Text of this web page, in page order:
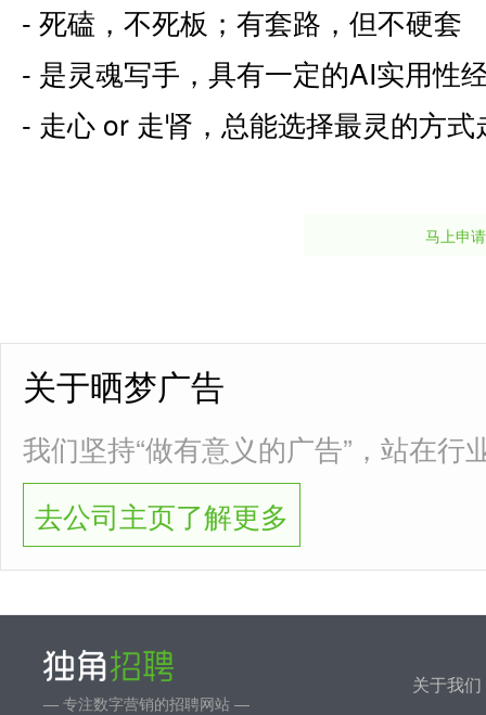
- 死磕，不死板；有套路，但不硬套
- 是灵魂写手，具有一定的AI实用性
- 走心 or 走肾，总能选择最灵的方
马上申请
关于晒梦广告
我们坚持“做有意义的广告”，站在行
去公司主页了解更多
— 专注数字营销的招聘网站 —
关于我们